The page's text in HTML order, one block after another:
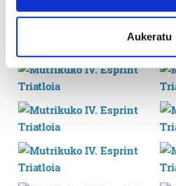
Identify your device by
specific characteristics
Find out more about how your
and set your preferences in the
Guk eta gure bazkideek zure
prozesatzen ditugu, zure IP
teknologia erabiliz, cookieak
Aukeratu